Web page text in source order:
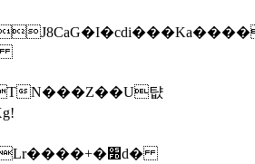
N���Z��U턊